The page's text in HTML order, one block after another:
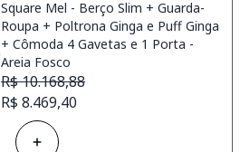
Square Mel - Berço Slim + Guarda-
Roupa + Poltrona Ginga e Puff Ginga
+ Cômoda 4 Gavetas e 1 Porta -
Areia Fosco
R$ 10.168,88
R$ 8.469,40